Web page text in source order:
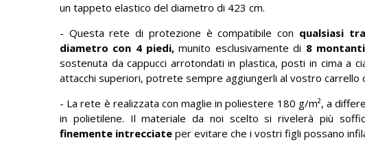
un tappeto elastico del diametro di 423 cm.
- Questa rete di protezione è compatibile con qualsiasi
diametro con 4 piedi,munito esclusivamente di 8
sostenuta da cappucci arrotondati in plastica, posti in cima a
attacchi superiori, potrete sempre aggiungerli al vostro carrello
- La rete è realizzata con maglie in poliestere 180 g/m², a
in polietilene. Il materiale da noi scelto si rivelerà più
finemente intrecciate per evitare che i vostri figli possano